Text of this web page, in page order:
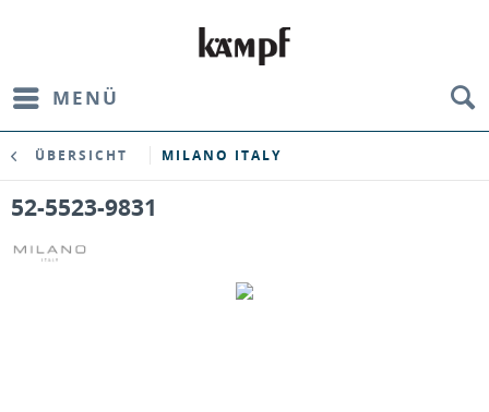
MENÜ
ÜBERSICHT MILANO ITALY
52-5523-9831